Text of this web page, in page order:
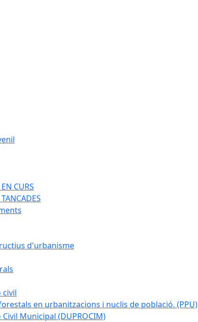
CURS
d'urbanisme
civil
en urbanitzacions i nuclis de població. (PPU)
Municipal (DUPROCIM)